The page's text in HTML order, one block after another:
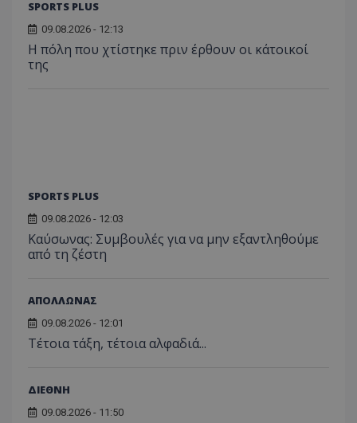
SPORTS PLUS
09.08.2026 - 12:13
Η πόλη που χτίστηκε πριν έρθουν οι κάτοικοί
της
SPORTS PLUS
09.08.2026 - 12:03
Kαύσωνας: Συμβουλές για να μην εξαντληθούμε
από τη ζέστη
ΑΠΟΛΛΩΝΑΣ
09.08.2026 - 12:01
Τέτοια τάξη, τέτοια αλφαδιά...
ΔΙΕΘΝΗ
09.08.2026 - 11:50